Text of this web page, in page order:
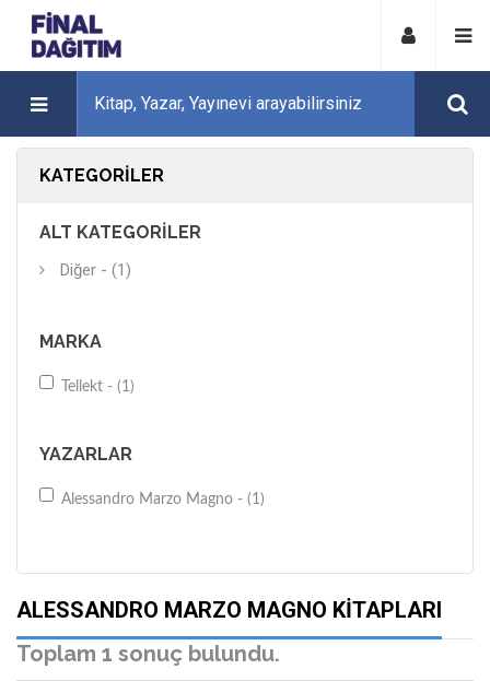
KATEGORILER
ALT KATEGORILER
Diğer - (1)
MARKA
Tellekt - (1)
YAZARLAR
Alessandro Marzo Magno - (1)
ALESSANDRO MARZO MAGNO KITAPLARI
Toplam 1 sonuç bulundu.